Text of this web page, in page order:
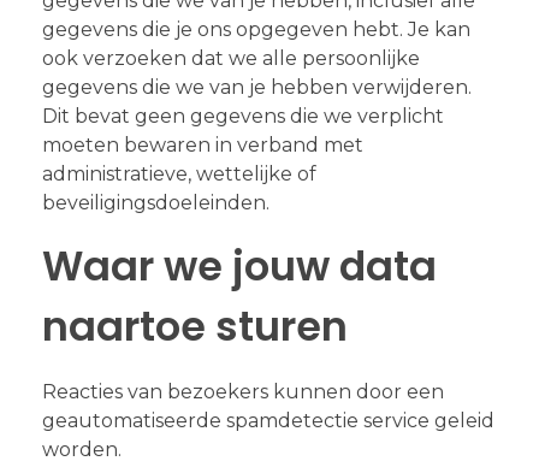
gegevens die je ons opgegeven hebt. Je kan
ook verzoeken dat we alle persoonlijke
gegevens die we van je hebben verwijderen.
Dit bevat geen gegevens die we verplicht
moeten bewaren in verband met
administratieve, wettelijke of
beveiligingsdoeleinden.
Waar we jouw data
naartoe sturen
Reacties van bezoekers kunnen door een
geautomatiseerde spamdetectie service geleid
worden.